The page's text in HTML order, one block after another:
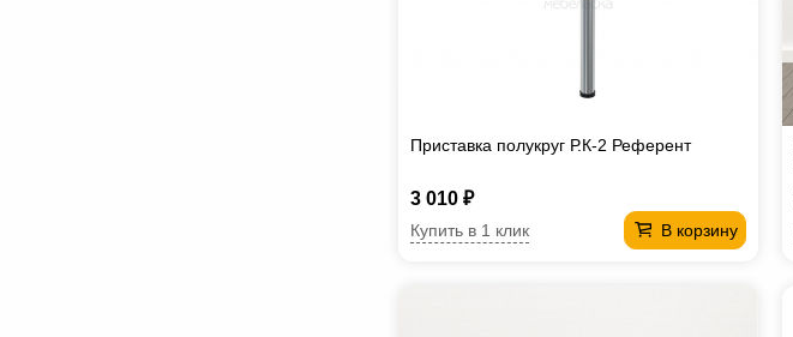
Приставка полукруг Р.К-2 Референт
3 010 ₽
В корзину
Купить в 1 клик